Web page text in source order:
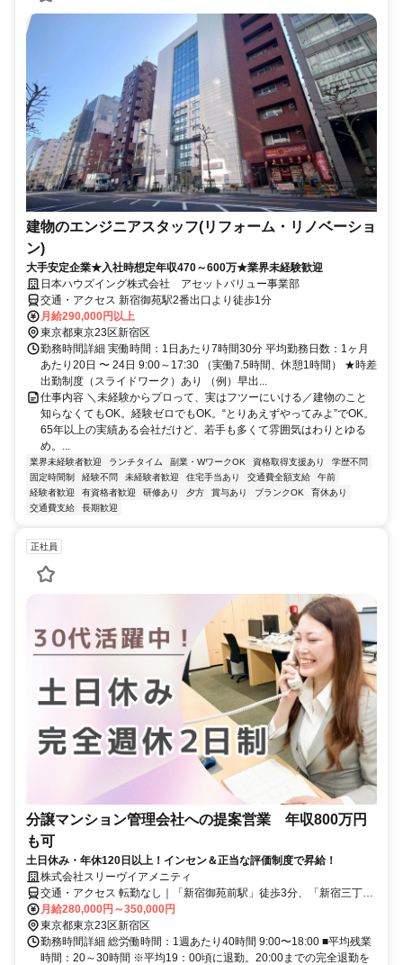
建物のエンジニアスタッフ(リフォーム・リノベーショ
ン)
大手安定企業★入社時想定年収470～600万★業界未経験歓迎
日本ハウズイング株式会社 アセットバリュー事業部
交通・アクセス 新宿御苑駅2番出口より徒歩1分
月給290,000円以上
東京都東京23区新宿区
勤務時間詳細 実働時間：1日あたり7時間30分 平均勤務日数：1ヶ月
あたり20日 〜 24日 9:00～17:30 （実働7.5時間、休憩1時間） ★時差
出勤制度（スライドワーク）あり （例）早出...
仕事内容 ＼未経験からプロって、実はフツーにいける／建物のこと
知らなくてもOK。経験ゼロでもOK。“とりあえずやってみよ”でOK。
65年以上の実績ある会社だけど、若手も多くて雰囲気はわりとゆる
め。...
業界未経験者歓迎 ランチタイム 副業・WワークOK 資格取得支援あり
学歴不問
固定時間制
経験不問 未経験者歓迎 住宅手当あり 交通費全額支給
午前
経験者歓迎
有資格者歓迎 研修あり 夕方 賞与あり ブランクOK
育休あり
交通費支給
長期歓迎
正社員
分譲マンション管理会社への提案営業 年収800万円
も可
土日休み・年休120日以上！インセン＆正当な評価制度で昇給！
株式会社スリーヴイアメニティ
交通・アクセス 転勤なし｜「新宿御苑前駅」徒歩3分、「新宿三丁目
駅」徒歩5分、「新宿駅」徒歩10分
月給280,000円～350,000円
東京都東京23区新宿区
勤務時間詳細 総労働時間：1週あたり40時間 9:00〜18:00 ■平均残業
時間：20～30時間 ※平均19：00頃に退勤。20:00までの完全退勤を